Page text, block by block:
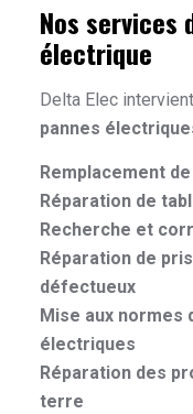
Nos services
électrique
Delta Elec
pannes
Remplacement
Réparation de
Recherche et
Réparation de
défectueux
Mise aux normes
électriques
Réparation des
terre